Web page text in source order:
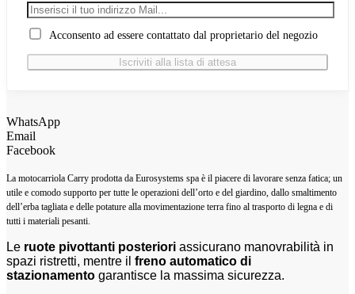
Acconsento ad essere contattato dal proprietario del negozio
WhatsApp
Email
Facebook
La motocarriola Carry prodotta da Eurosystems spa è il piacere di lavorare senza fatica; un
utile e comodo supporto per tutte le operazioni dell’orto e del giardino, dallo smaltimento
dell’erba tagliata e delle potature alla movimentazione terra fino al trasporto di legna e di
tutti i materiali pesanti.
Le ruote pivottanti posteriori assicurano manovrabilità in
spazi ristretti, mentre il freno automatico di
stazionamento garantisce la massima sicurezza.